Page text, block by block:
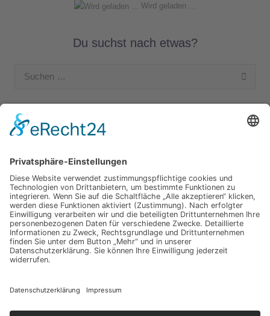
Wird geladen ...
Du suchst nach etwas?
Suchen
Unsere Kategorien
Apple Intern
Apple Software
Nützliches Apple Zubehör
Gut zu wissen
iPad und iPod
iPhone
OSX